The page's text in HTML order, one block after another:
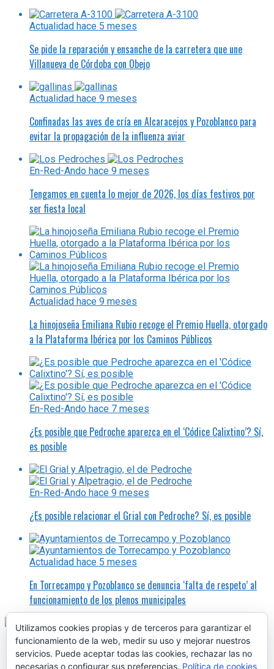
Actualidad hace 5 meses
Se pide la reparación y ensanche de la carretera que une
Villanueva de Córdoba con Obejo
Actualidad hace 9 meses
Confinadas las aves de cría en Alcaracejos y Pozoblanco para
evitar la propagación de la influenza aviar
En-Red-Ando hace 9 meses
Tengamos en cuenta lo mejor de 2026, los días festivos por
ser fiesta local
Actualidad hace 9 meses
La hinojoseña Emiliana Rubio recoge el Premio Huella, otorgado
a la Plataforma Ibérica por los Caminos Públicos
En-Red-Ando hace 7 meses
¿Es posible que Pedroche aparezca en el ‘Códice Calixtino’? Sí,
es posible
En-Red-Ando hace 9 meses
¿Es posible relacionar el Grial con Pedroche? Sí, es posible
Actualidad hace 5 meses
En Torrecampo y Pozoblanco se denuncia ‘falta de respeto’ al
funcionamiento de los plenos municipales
Utilizamos cookies propias y de terceros para garantizar el
funcionamiento de la web, medir su uso y mejorar nuestros
servicios. Puede aceptar todas las cookies, rechazar las no
necesarias o configurar sus preferencias. Política de cookies